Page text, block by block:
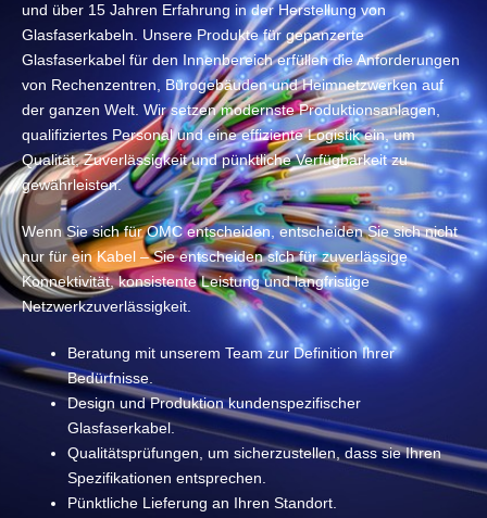
und über 15 Jahren Erfahrung in der Herstellung von
Glasfaserkabeln. Unsere Produkte für gepanzerte
Glasfaserkabel für den Innenbereich erfüllen die Anforderungen
von Rechenzentren, Bürogebäuden und Heimnetzwerken auf
der ganzen Welt. Wir setzen modernste Produktionsanlagen,
qualifiziertes Personal und eine effiziente Logistik ein, um
Qualität, Zuverlässigkeit und pünktliche Verfügbarkeit zu
gewährleisten.
Wenn Sie sich für OMC entscheiden, entscheiden Sie sich nicht
nur für ein Kabel – Sie entscheiden sich für zuverlässige
Konnektivität, konsistente Leistung und langfristige
Netzwerkzuverlässigkeit.
Beratung mit unserem Team zur Definition Ihrer
Bedürfnisse.
Design und Produktion kundenspezifischer
Glasfaserkabel.
Qualitätsprüfungen, um sicherzustellen, dass sie Ihren
Spezifikationen entsprechen.
Pünktliche Lieferung an Ihren Standort.